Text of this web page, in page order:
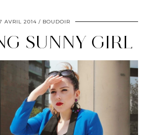
AVRIL 2014 BOUDOIR
SUNNY GIRL